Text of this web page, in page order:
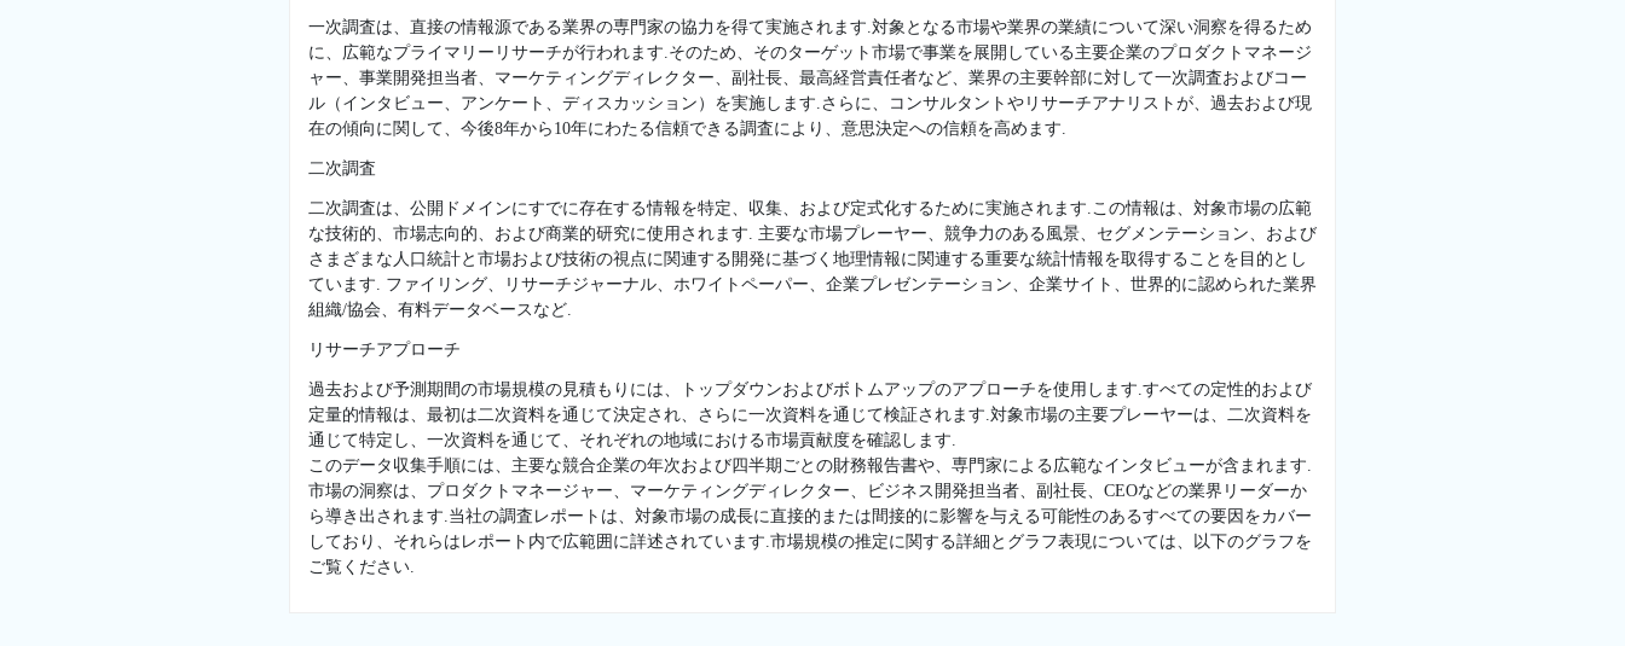
一次調査は、直接の情報源である業界の専門家の協力を得て実施されます.対象となる市場や業界の業績について深い洞察を得るため
に、広範なプライマリーリサーチが行われます.そのため、そのターゲット市場で事業を展開している主要企業のプロダクトマネージ
ャー、事業開発担当者、マーケティングディレクター、副社長、最高経営責任者など、業界の主要幹部に対して一次調査およびコー
ル（インタビュー、アンケート、ディスカッション）を実施します.さらに、コンサルタントやリサーチアナリストが、過去および現
在の傾向に関して、今後8年から10年にわたる信頼できる調査により、意思決定への信頼を高めます.
二次調査
二次調査は、公開ドメインにすでに存在する情報を特定、収集、および定式化するために実施されます.この情報は、対象市場の広範
な技術的、市場志向的、および商業的研究に使用されます. 主要な市場プレーヤー、競争力のある風景、セグメンテーション、および
さまざまな人口統計と市場および技術の視点に関連する開発に基づく地理情報に関連する重要な統計情報を取得することを目的とし
ています. ファイリング、リサーチジャーナル、ホワイトペーパー、企業プレゼンテーション、企業サイト、世界的に認められた業界
組織/協会、有料データベースなど.
リサーチアプローチ
過去および予測期間の市場規模の見積もりには、トップダウンおよびボトムアップのアプローチを使用します.すべての定性的および
定量的情報は、最初は二次資料を通じて決定され、さらに一次資料を通じて検証されます.対象市場の主要プレーヤーは、二次資料を
通じて特定し、一次資料を通じて、それぞれの地域における市場貢献度を確認します.
このデータ収集手順には、主要な競合企業の年次および四半期ごとの財務報告書や、専門家による広範なインタビューが含まれます.
市場の洞察は、プロダクトマネージャー、マーケティングディレクター、ビジネス開発担当者、副社長、CEOなどの業界リーダーか
ら導き出されます.当社の調査レポートは、対象市場の成長に直接的または間接的に影響を与える可能性のあるすべての要因をカバー
しており、それらはレポート内で広範囲に詳述されています.市場規模の推定に関する詳細とグラフ表現については、以下のグラフを
ご覧ください.